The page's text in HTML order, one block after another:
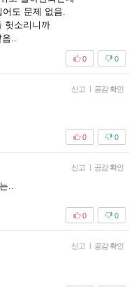
도 문제 없음.
헛소리니까
음..
0
0
신고 | 공감 확인
0
0
신고 | 공감 확인
..
0
0
신고 | 공감 확인